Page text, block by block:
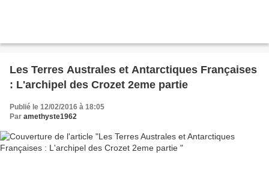
Les Terres Australes et Antarctiques Françaises
: L'archipel des Crozet 2eme partie
Publié le 12/02/2016 à 18:05
Par amethyste1962